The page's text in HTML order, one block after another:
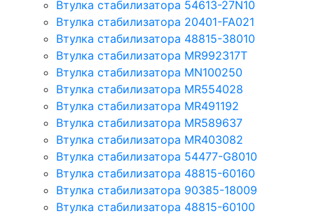
Втулка стабилизатора 54613-27N10
Втулка стабилизатора 20401-FA021
Втулка стабилизатора 48815-38010
Втулка стабилизатора MR992317T
Втулка стабилизатора MN100250
Втулка стабилизатора MR554028
Втулка стабилизатора MR491192
Втулка стабилизатора MR589637
Втулка стабилизатора MR403082
Втулка стабилизатора 54477-G8010
Втулка стабилизатора 48815-60160
Втулка стабилизатора 90385-18009
Втулка стабилизатора 48815-60100